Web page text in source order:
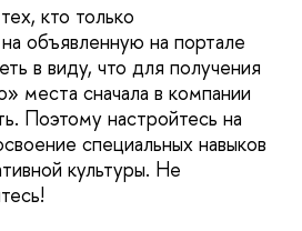
кто только
объявленную на портале
в виду, что для получения
места сначала в компании
Поэтому настройтесь на
специальных навыков
культуры. Не